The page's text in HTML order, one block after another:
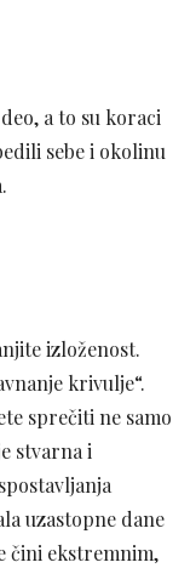
a to su koraci
sebe i okolinu
izloženost.
krivulje“.
sprečiti ne samo
stvarna i
uzastopne dane
čini ekstremnim,